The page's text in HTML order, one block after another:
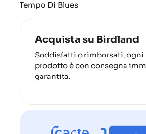
Tempo Di Blues
Acquista su Birdland
Soddisfatti o rimborsati, ogni
prodotto è con consegna
garantita.